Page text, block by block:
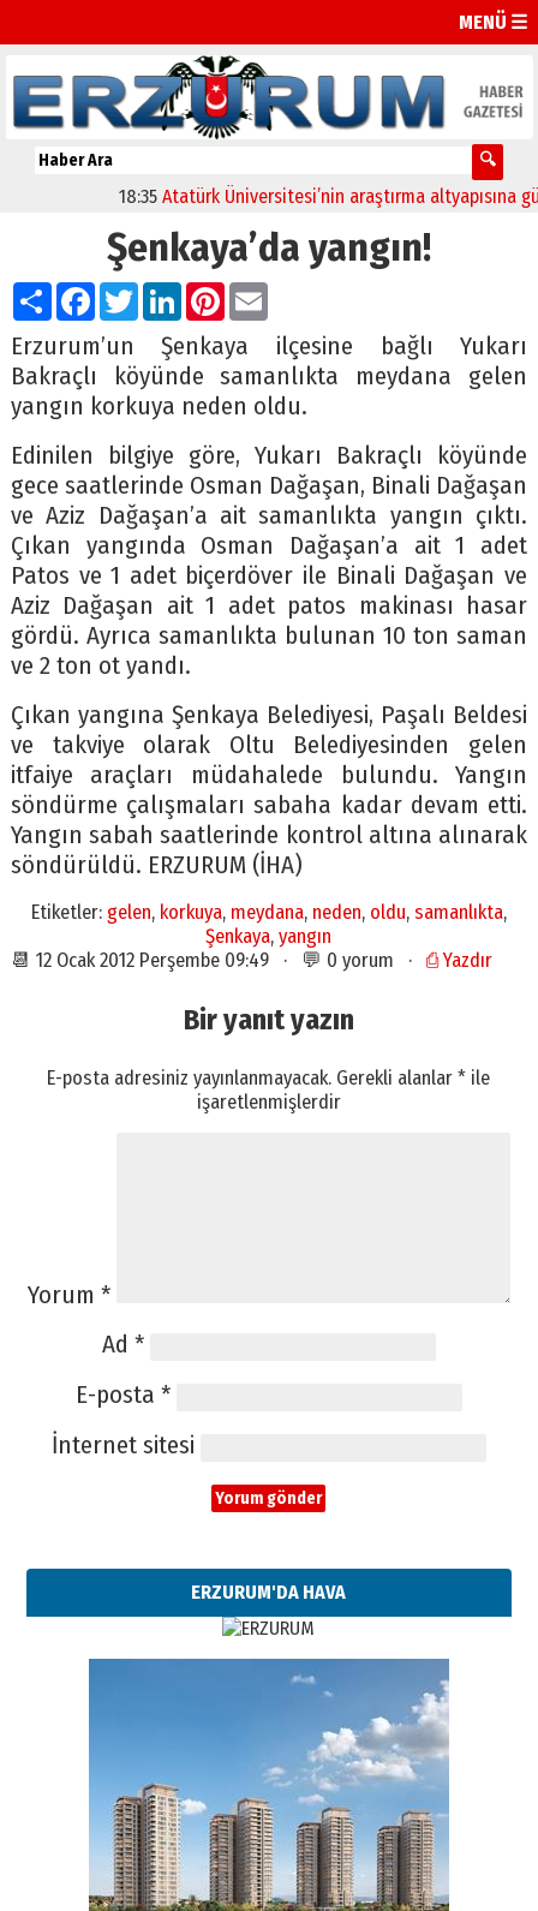
MENÜ ☰
18:35 Atatürk Üniversitesi’nin araştırma altyapısına
Şenkaya’da yangın!
PaylaşFacebook
TwitterLinkedIn
Pinterest
Email
Erzurum’un Şenkaya ilçesine bağlı Yukarı
Bakraçlı köyünde samanlıkta meydana gelen
yangın korkuya neden oldu.
Edinilen bilgiye göre, Yukarı Bakraçlı köyünde
gece saatlerinde Osman Dağaşan, Binali Dağaşan
ve Aziz Dağaşan’a ait samanlıkta yangın çıktı.
Çıkan yangında Osman Dağaşan’a ait 1 adet
Patos ve 1 adet biçerdöver ile Binali Dağaşan ve
Aziz Dağaşan ait 1 adet patos makinası hasar
gördü. Ayrıca samanlıkta bulunan 10 ton saman
ve 2 ton ot yandı.
Çıkan yangına Şenkaya Belediyesi, Paşalı Beldesi
ve takviye olarak Oltu Belediyesinden gelen
itfaiye araçları müdahalede bulundu. Yangın
söndürme çalışmaları sabaha kadar devam etti.
Yangın sabah saatlerinde kontrol altına alınarak
söndürüldü. ERZURUM (İHA)
Etiketler: gelen, korkuya, meydana, neden, oldu, samanlıkta,
Şenkaya,yangın
📆 12 Ocak 2012 Perşembe 09:49 · 💬 0 yorum · ⎙ Yazdır
Bir yanıt yazın
E-posta adresiniz yayınlanmayacak. Gerekli alanlar* ile
işaretlenmişlerdir
Yorum *
Ad *
E-posta *
İnternet sitesi
ERZURUM'DA HAVA